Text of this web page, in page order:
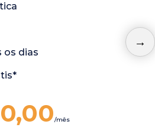
os dias
/mês